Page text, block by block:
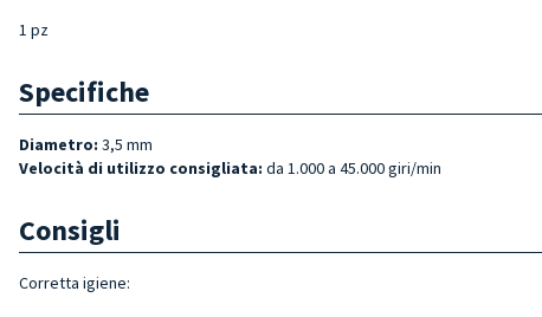
1 pz
Specifiche
Diametro: 3,5 mm
Velocità di utilizzo consigliata: da 1.000 a 45.000 giri/min
Consigli
Corretta igiene: